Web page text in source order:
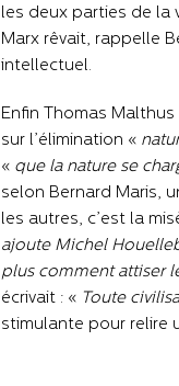
les deux parties de la
Marx rêvait, rappelle
intellectuel.
Enfin Thomas
sur l’élimination «
« que la nature se
selon Bernard Maris,
les autres, c’est la
ajoute Michel
plus comment attiser
écrivait : « Toute
stimulante pour relire